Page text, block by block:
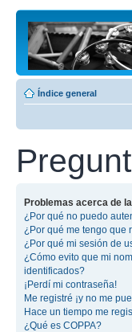
Índice general
Problemas acerca de
¿Por qué no puedo
¿Por qué me tengo que
¿Por qué mi sesión de
¿Cómo evito que mi
identificados?
¡Perdí mi contraseña!
Me registré ¡y no me
Hace un tiempo me
¿Qué es COPPA?